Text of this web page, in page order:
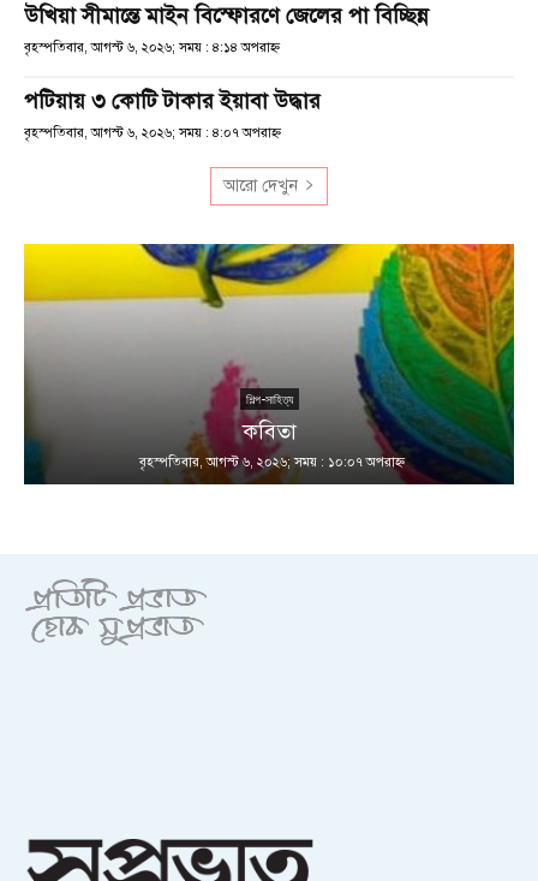
উখিয়া সীমান্তে মাইন বিস্ফোরণে জেলের পা বিচ্ছিন্ন
বৃহস্পতিবার, আগস্ট ৬, ২০২৬; সময় : ৪:১৪ অপরাহ্ণ
পটিয়ায় ৩ কোটি টাকার ইয়াবা উদ্ধার
বৃহস্পতিবার, আগস্ট ৬, ২০২৬; সময় : ৪:০৭ অপরাহ্ণ
আরো দেখুন
শিল্প-সাহিত্য
কবিতা
বৃহস্পতিবার, আগস্ট ৬, ২০২৬; সময় : ১০:০৭ অপরাহ্ণ